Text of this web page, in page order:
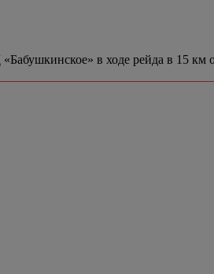
в ходе рейда в 15 км